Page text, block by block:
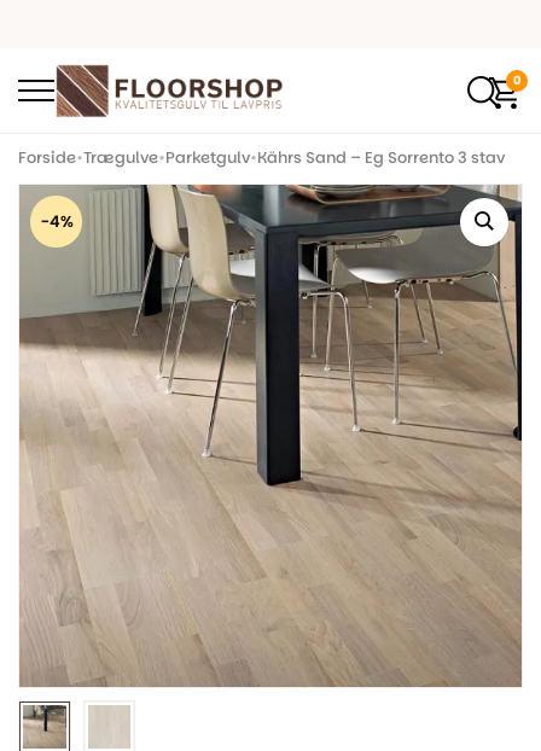
0
Forside•Trægulve•Parketgulv•Kährs Sand – Eg Sorrento 3 stav
-4%